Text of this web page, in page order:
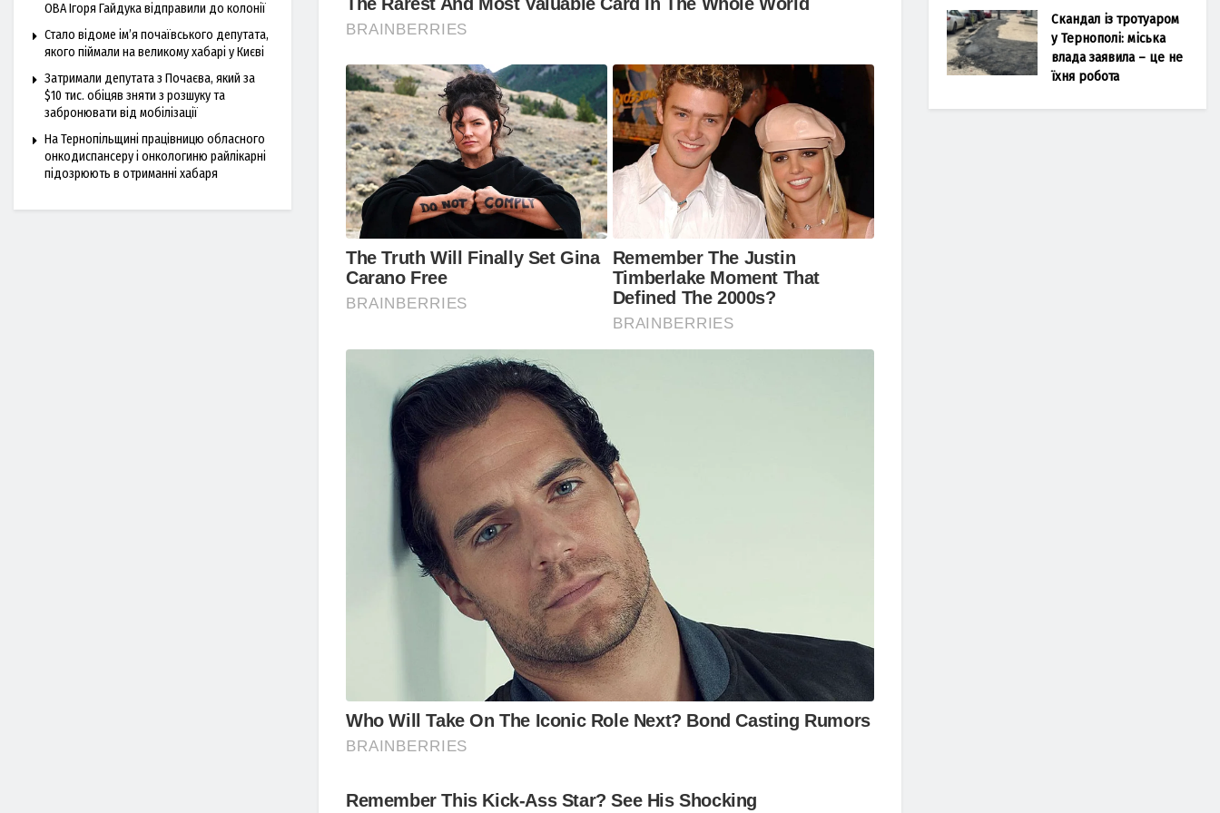
ОВА Ігоря Гайдука відправили до колонії
Стало відоме ім’я почаївського депутата,
якого піймали на великому хабарі у Києві
Затримали депутата з Почаєва, який за
$10 тис. обіцяв зняти з розшуку та
забронювати від мобілізації
На Тернопільщині працівницю обласного
онкодиспансеру і онкологиню райлікарні
підозрюють в отриманні хабаря
Скандал із тротуаром
у Тернополі: міська
влада заявила – це не
їхня робота